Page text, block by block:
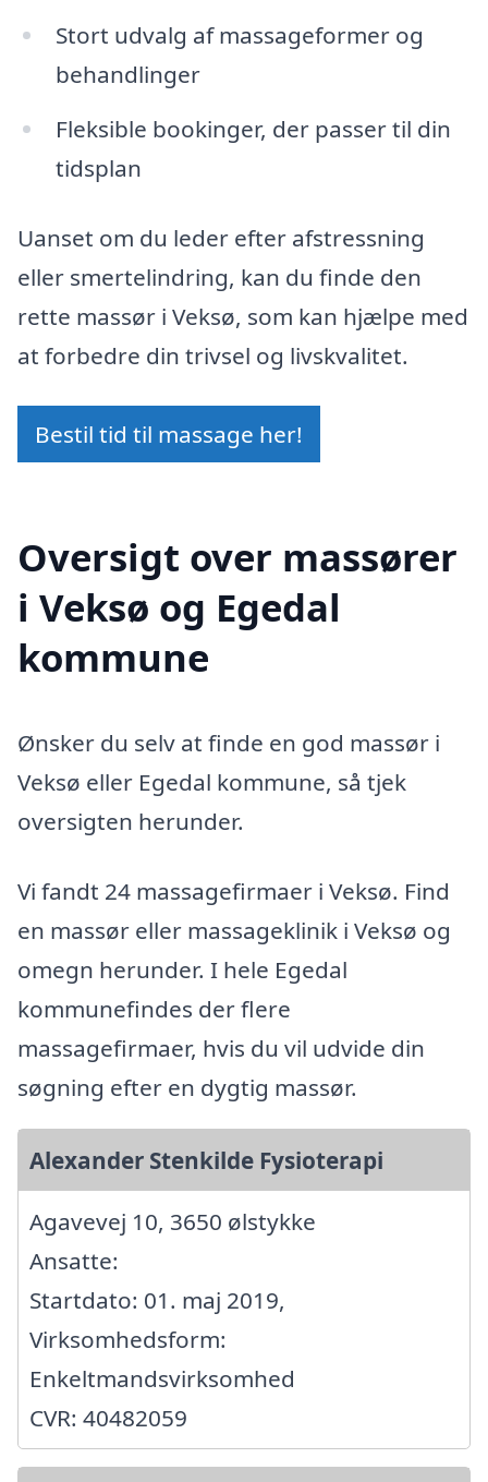
Stort udvalg af massageformer og
behandlinger
Fleksible bookinger, der passer til din
tidsplan
Uanset om du leder efter afstressning
eller smertelindring, kan du finde den
rette massør i Veksø, som kan hjælpe med
at forbedre din trivsel og livskvalitet.
Bestil tid til massage her!
Oversigt over massører
i Veksø og Egedal
kommune
Ønsker du selv at finde en god massør i
Veksø eller Egedal kommune, så tjek
oversigten herunder.
Vi fandt 24 massagefirmaer i Veksø. Find
en massør eller massageklinik i Veksø og
omegn herunder. I hele Egedal
kommunefindes der flere
massagefirmaer, hvis du vil udvide din
søgning efter en dygtig massør.
Alexander Stenkilde Fysioterapi
Agavevej 10, 3650 ølstykke
Ansatte:
Startdato: 01. maj 2019,
Virksomhedsform:
Enkeltmandsvirksomhed
CVR: 40482059